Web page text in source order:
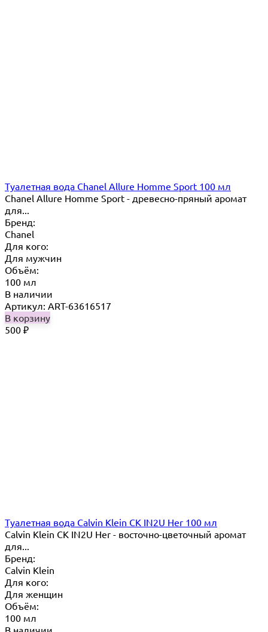
Туалетная вода Chanel Allure Homme Sport 100 мл
Chanel Allure Homme Sport - древесно-пряный аромат
для...
Бренд:
Chanel
Для кого:
Для мужчин
Объём:
100 мл
В наличии
Артикул: ART-63616517
В корзину
500 ₽
Туалетная вода Calvin Klein CK IN2U Her 100 мл
Calvin Klein CK IN2U Her - восточно-цветочный аромат
для...
Бренд:
Calvin Klein
Для кого:
Для женщин
Объём:
100 мл